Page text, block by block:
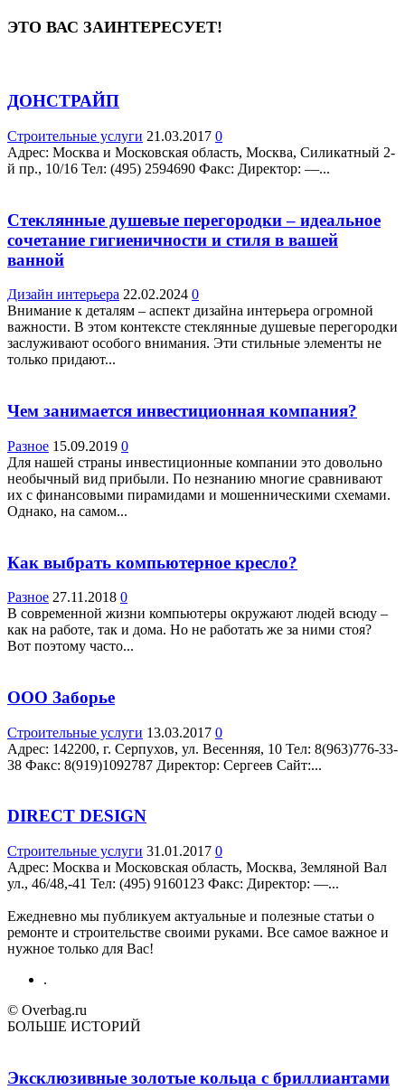
ЭТО ВАС ЗАИНТЕРЕСУЕТ!
ДОНСТРАЙП
Строительные услуги 21.03.2017 0
Адрес: Москва и Московская область, Москва, Силикатный 2-
й пр., 10/16 Teл: (495) 2594690 Факс: Директор: —...
Стеклянные душевые перегородки – идеальное
сочетание гигиеничности и стиля в вашей
ванной
Дизайн интерьера 22.02.2024 0
Внимание к деталям – аспект дизайна интерьера огромной
важности. В этом контексте стеклянные душевые перегородки
заслуживают особого внимания. Эти стильные элементы не
только придают...
Чем занимается инвестиционная компания?
Разное 15.09.2019 0
Для нашей страны инвестиционные компании это довольно
необычный вид прибыли. По незнанию многие сравнивают
их с финансовыми пирамидами и мошенническими схемами.
Однако, на самом...
Как выбрать компьютерное кресло?
Разное 27.11.2018 0
В современной жизни компьютеры окружают людей всюду –
как на работе, так и дома. Но не работать же за ними стоя?
Вот поэтому часто...
ООО Заборье
Строительные услуги 13.03.2017 0
Адрес: 142200, г. Серпухов, ул. Весенняя, 10 Teл: 8(963)776-33-
38 Факс: 8(919)1092787 Директор: Сергеев Сайт:...
DIRECT DESIGN
Строительные услуги 31.01.2017 0
Адрес: Москва и Московская область, Москва, Земляной Вал
ул., 46/48,-41 Teл: (495) 9160123 Факс: Директор: —...
Ежедневно мы публикуем актуальные и полезные статьи о
ремонте и строительстве своими руками. Все самое важное и
нужное только для Вас!
.
© Overbag.ru
БОЛЬШЕ ИСТОРИЙ
Эксклюзивные золотые кольца с бриллиантами